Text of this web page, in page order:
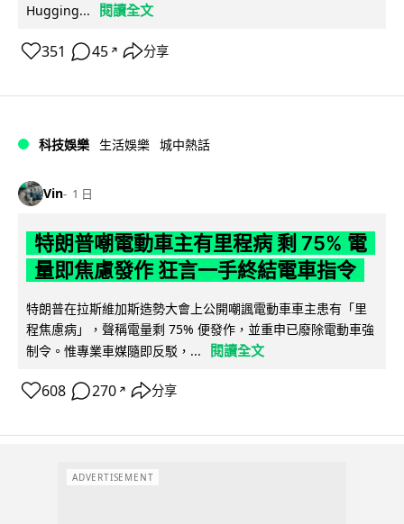
Hugging...
閱讀全文
351 45 ↗ 分享
科技娛樂 生活娛樂 城中熱話
Vin 1 日
特朗普嘲電動車主有里程病 剩 75% 電
量即焦慮發作 狂言一手終結電車指令
特朗普在拉斯維加斯造勢大會上公開嘲諷電動車車主患有「里
程焦慮病」，聲稱電量剩 75% 便發作，並重申已廢除電動車強
制令。惟專業車媒隨即反駁，...
閱讀全文
608 270 ↗ 分享
ADVERTISEMENT